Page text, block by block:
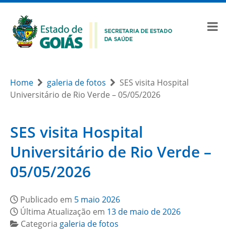
Home galeria de fotos
SES visita Hospital
Universitário de Rio Verde – 05/05/2026
SES visita Hospital
Universitário de Rio Verde –
05/05/2026
Publicado em 5 maio 2026
Última Atualização em 13 de maio de 2026
Categoria galeria de fotos